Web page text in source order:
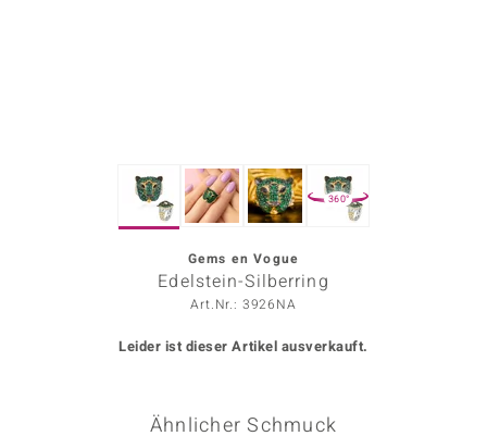
360°
Gems en Vogue
Edelstein-Silberring
Art.Nr.: 3926NA
Leider ist dieser Artikel ausverkauft.
Ähnlicher Schmuck